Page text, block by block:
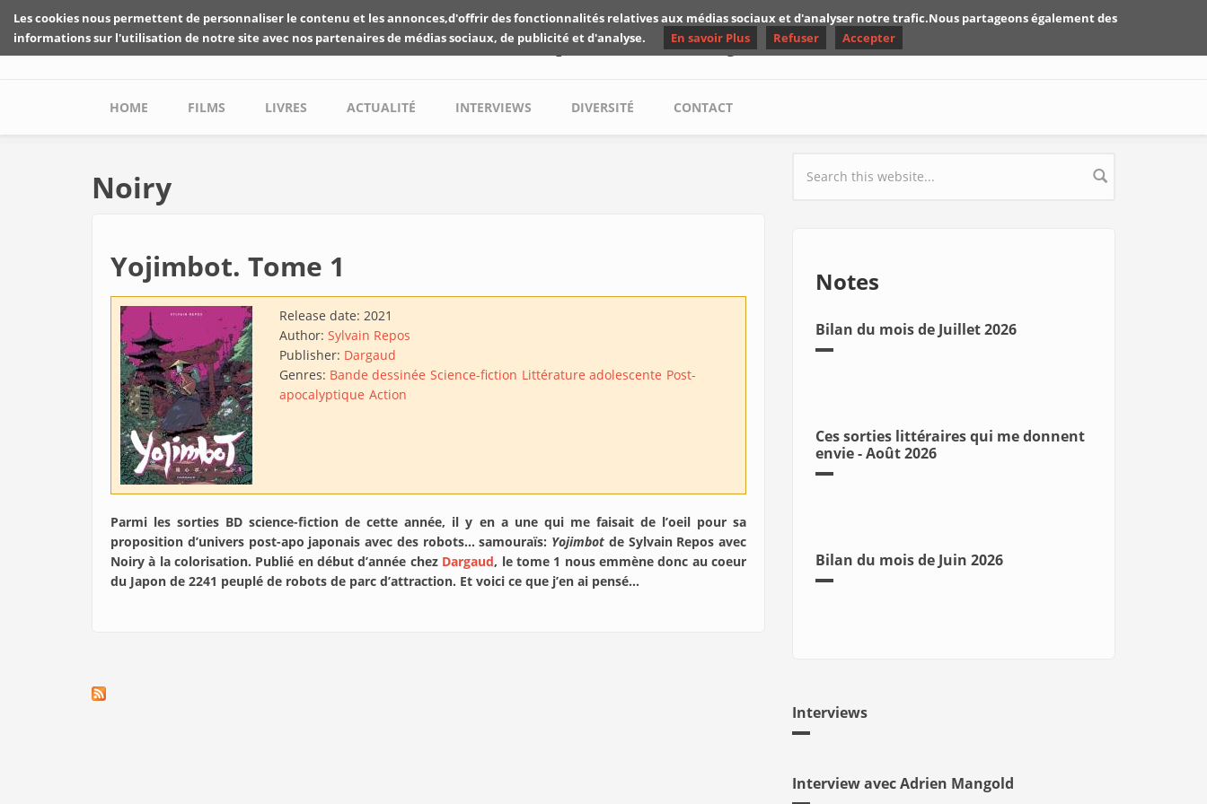
Skip to main content
Les critiques de Yuyine
Main menu
HOME FILMS LIVRES ACTUALITÉ INTERVIEWS DIVERSITÉ CONTACT
Noiry
Yojimbot. Tome 1
Release date: 2021
Author: Sylvain Repos
Publisher: Dargaud
Genres: Bande dessinée Science-fiction Littérature adolescente Post-
apocalyptique Action
Parmi les sorties BD science-fiction de cette année, il y en a une qui me faisait de l’oeil pour sa
proposition d’univers post-apo japonais avec des robots… samouraïs: Yojimbot de Sylvain Repos avec
Noiry à la colorisation. Publié en début d’année chez Dargaud, le tome 1 nous emmène donc au coeur
du Japon de 2241 peuplé de robots de parc d’attraction. Et voici ce que j’en ai pensé…
Search form
Notes
Bilan du mois de Juillet 2026
Ces sorties littéraires qui me donnent
envie - Août 2026
Bilan du mois de Juin 2026
Interviews
Interview avec Adrien Mangold
Les cookies nous permettent de personnaliser le contenu et les annonces,d'offrir des fonctionnalités relatives aux médias sociaux et d'analyser notre trafic.Nous partageons également des
informations sur l'utilisation de notre site avec nos partenaires de médias sociaux, de publicité et d'analyse.
En savoir Plus Refuser Accepter